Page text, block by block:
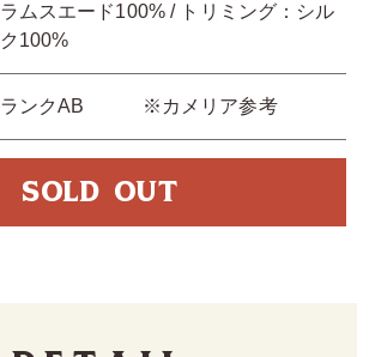
ラムスエード100% / トリミング：シル
ク100%
ランクAB ※カメリア参考
SOLD OUT